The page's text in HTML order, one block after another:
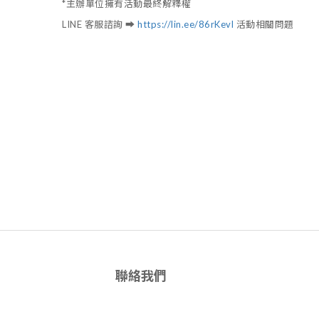
*主辦單位擁有活動最終解釋權
LINE 客服諮詢 ➡️ https://lin.ee/86rKevl 活動相關問題
聯絡我們